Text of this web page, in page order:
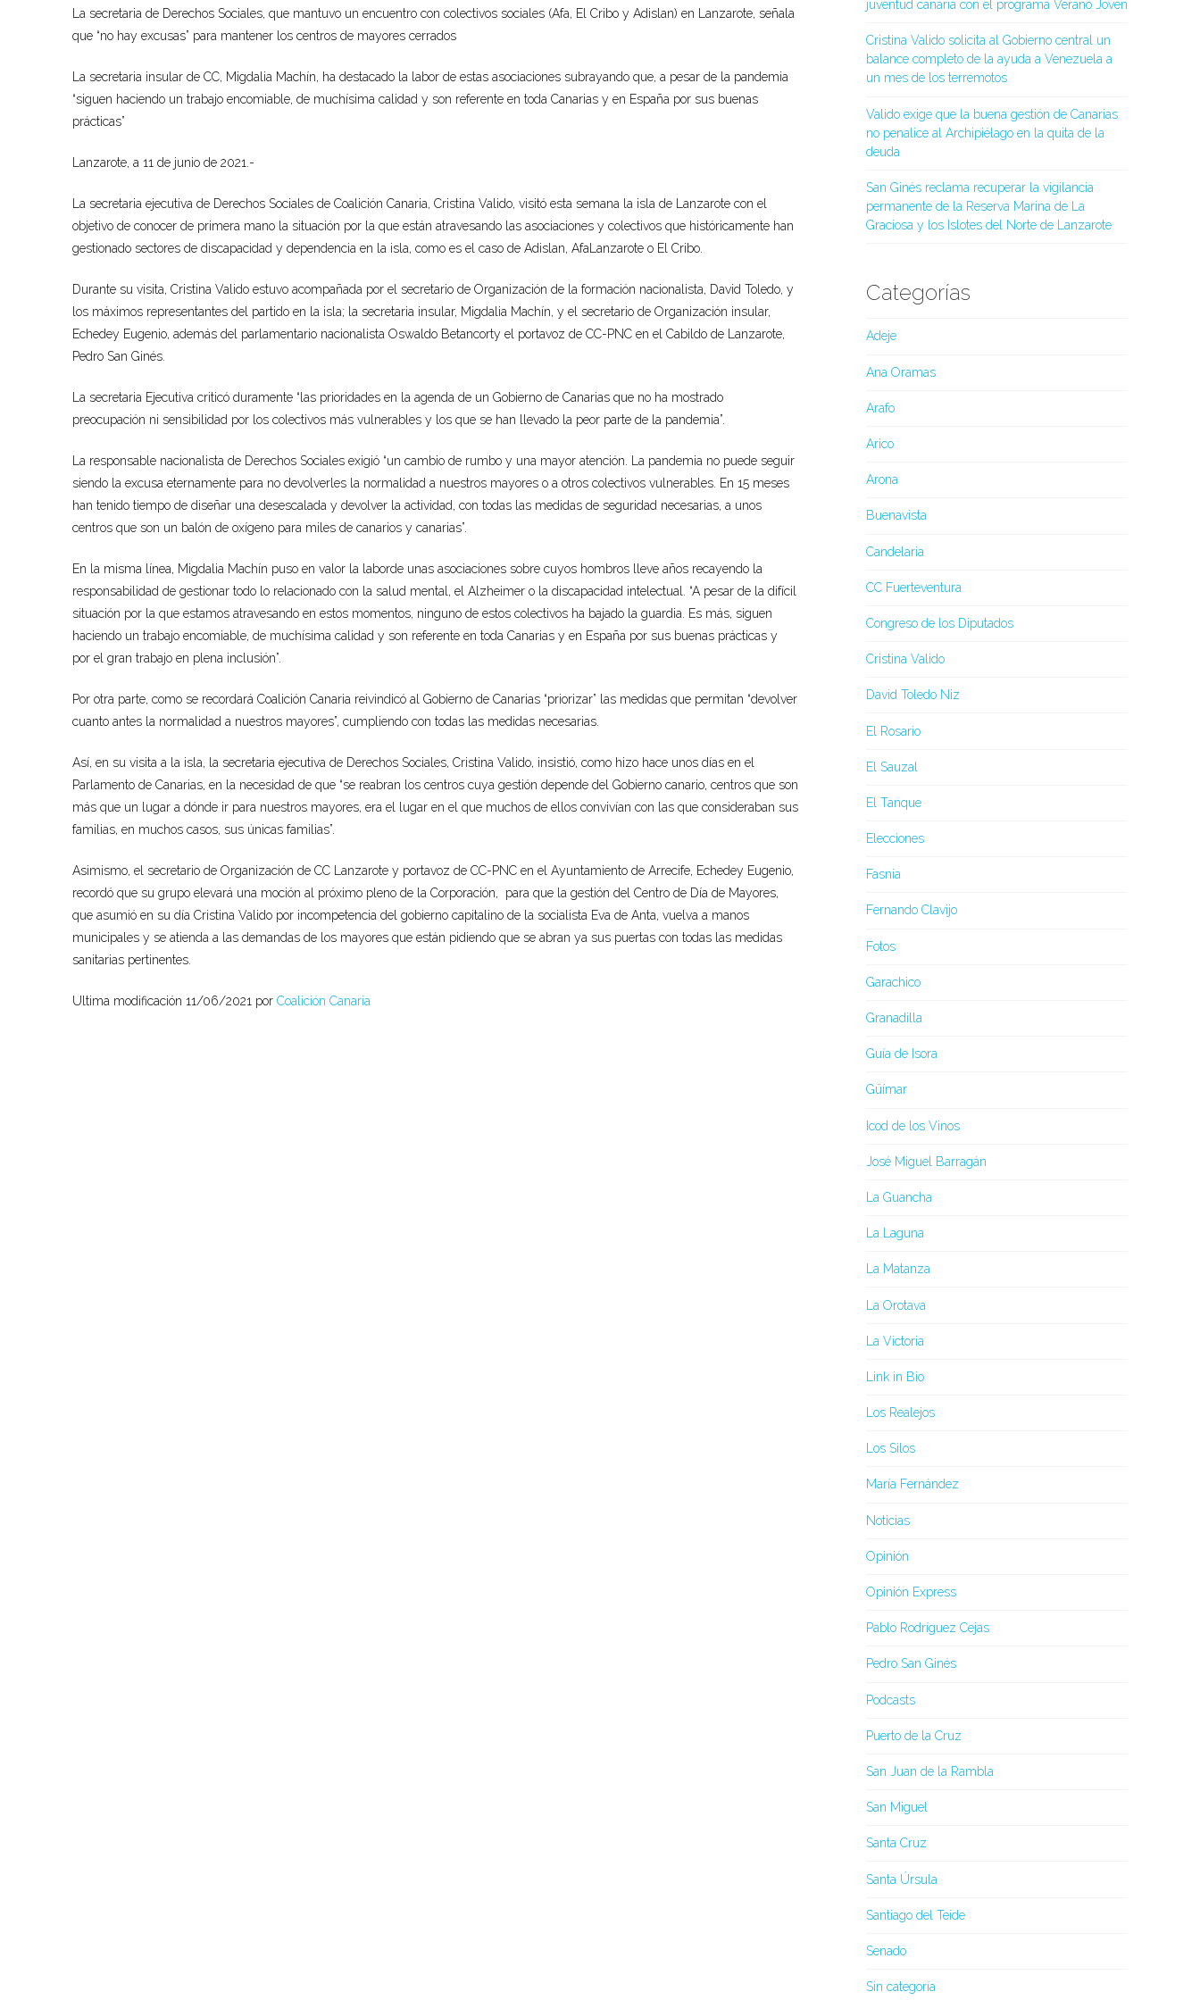
La secretaria de Derechos Sociales, que mantuvo un encuentro con colectivos sociales (Afa, El Cribo y Adislan) en Lanzarote, señala
que “no hay excusas” para mantener los centros de mayores cerrados
La secretaria insular de CC, Migdalia Machín, ha destacado la labor de estas asociaciones subrayando que, a pesar de la pandemia
“siguen haciendo un trabajo encomiable, de muchísima calidad y son referente en toda Canarias y en España por sus buenas
prácticas”
Lanzarote, a 11 de junio de 2021.-
La secretaria ejecutiva de Derechos Sociales de Coalición Canaria, Cristina Valido, visitó esta semana la isla de Lanzarote con el
objetivo de conocer de primera mano la situación por la que están atravesando las asociaciones y colectivos que históricamente han
gestionado sectores de discapacidad y dependencia en la isla, como es el caso de Adislan, AfaLanzarote o El Cribo.
Durante su visita, Cristina Valido estuvo acompañada por el secretario de Organización de la formación nacionalista, David Toledo, y
los máximos representantes del partido en la isla; la secretaria insular, Migdalia Machín, y el secretario de Organización insular,
Echedey Eugenio, además del parlamentario nacionalista Oswaldo Betancorty el portavoz de CC-PNC en el Cabildo de Lanzarote,
Pedro San Ginés.
La secretaria Ejecutivacriticó duramente “las prioridades en la agenda de un Gobierno de Canarias que no ha mostrado
preocupación ni sensibilidad por los colectivos más vulnerables y los que se han llevado la peor parte de la pandemia”.
La responsablenacionalistade Derechos Sociales exigió “un cambio de rumbo y una mayor atención. La pandemia no puede seguir
siendo la excusa eternamente para no devolverles la normalidad a nuestros mayores o a otros colectivos vulnerables. En 15 meses
han tenido tiempo de diseñar una desescalada y devolver la actividad, con todas las medidas de seguridad necesarias, a unos
centros que son un balón de oxígeno para miles de canarios y canarias”.
En la misma línea, Migdalia Machín puso en valor la laborde unas asociaciones sobre cuyos hombros lleve años recayendo la
responsabilidad de gestionar todo lo relacionado con la salud mental, el Alzheimer o la discapacidad intelectual. “A pesar de la difícil
situación por la que estamos atravesando en estos momentos, ninguno de estos colectivos ha bajado la guardia. Es más, siguen
haciendo un trabajo encomiable, de muchísima calidad y son referente en toda Canarias y en España por sus buenas prácticas y
por el gran trabajo en plena inclusión”.
Por otra parte, como se recordará Coalición Canaria reivindicó al Gobierno de Canarias “priorizar” las medidas que permitan “devolver
cuanto antes la normalidad a nuestrosmayores”, cumpliendo con todas las medidas necesarias.
Así, en su visita a la isla, la secretaria ejecutiva de Derechos Sociales, Cristina Valido, insistió, como hizo hace unos días en el
Parlamento de Canarias, en la necesidad de que “se reabran los centros cuya gestión depende del Gobierno canario, centros que son
más que un lugar a dónde ir para nuestros mayores, era el lugar en el que muchos de ellos convivían con las que consideraban sus
familias, en muchos casos, sus únicas familias”.
Asimismo, el secretario de Organización de CC Lanzarote y portavoz de CC-PNC en el Ayuntamiento de Arrecife, Echedey Eugenio,
recordó que su grupo elevará una moción al próximo pleno de la Corporación, para que la gestión del Centro de Día de Mayores,
que asumió en su día Cristina Valido por incompetencia del gobierno capitalino de la socialista Eva de Anta, vuelva a manos
municipales y se atienda a las demandas de los mayores que están pidiendo que se abran ya sus puertas con todas las medidas
sanitarias pertinentes.
Ultima modificación 11/06/2021 por Coalición Canaria
juventud canaria con el programa Verano Joven
Cristina Valido solicita al Gobierno central un
balance completo de la ayuda a Venezuela a
un mes de los terremotos
Valido exige que la buena gestión de Canarias
no penalice al Archipiélago en la quita de la
deuda
San Ginés reclama recuperar la vigilancia
permanente de la Reserva Marina de La
Graciosa y los Islotes del Norte de Lanzarote
Categorías
Adeje
Ana Oramas
Arafo
Arico
Arona
Buenavista
Candelaria
CC Fuerteventura
Congreso de los Diputados
Cristina Valido
David Toledo Niz
El Rosario
El Sauzal
El Tanque
Elecciones
Fasnia
Fernando Clavijo
Fotos
Garachico
Granadilla
Guía de Isora
Güímar
Icod de los Vinos
José Miguel Barragán
La Guancha
La Laguna
La Matanza
La Orotava
La Victoria
Link in Bio
Los Realejos
Los Silos
María Fernández
Noticias
Opinión
Opinión Express
Pablo Rodríguez Cejas
Pedro San Ginés
Podcasts
Puerto de la Cruz
San Juan de la Rambla
San Miguel
Santa Cruz
Santa Úrsula
Santiago del Teide
Senado
Sin categoría